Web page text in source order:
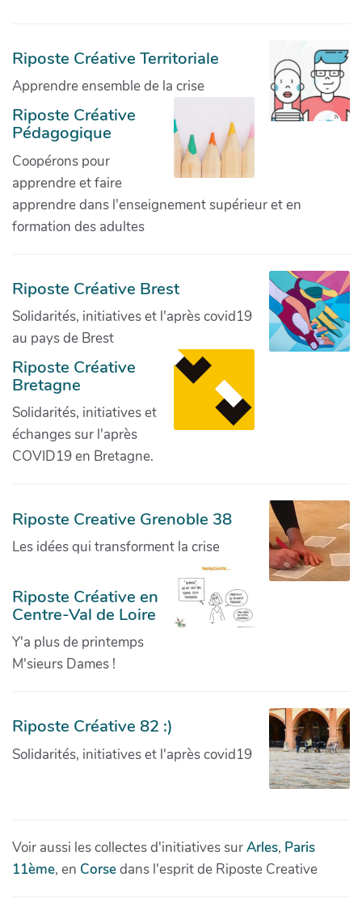
Riposte Créative Territoriale
Apprendre ensemble de la crise
Riposte Créative
Pédagogique
Coopérons pour
apprendre et faire
apprendre dans l'enseignement supérieur et en
formation des adultes
Riposte Créative Brest
Solidarités, initiatives et l'après covid19
au pays de Brest
Riposte Créative
Bretagne
Solidarités, initiatives et
échanges sur l'après
COVID19 en Bretagne.
Riposte Creative Grenoble 38
Les idées qui transforment la crise
Riposte Créative en
Centre-Val de Loire
Y'a plus de printemps
M'sieurs Dames !
Riposte Créative 82 :)
Solidarités, initiatives et l'après covid19
Voir aussi les collectes d'initiatives surArles, Paris
11ème, en Corsedans l'esprit de Riposte Creative